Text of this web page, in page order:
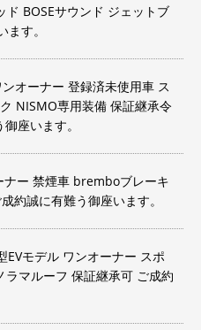
ド BOSEサウンド ジェットブ
す。
オーナー 登録済未使用車 ス
NISMO専用装備 保証継承令
座います。
ナー 禁煙車 bremboブレーキ
約誠に有難う御座います。
モデル ワンオーナー スポ
マルーフ 保証継承可 ご成約